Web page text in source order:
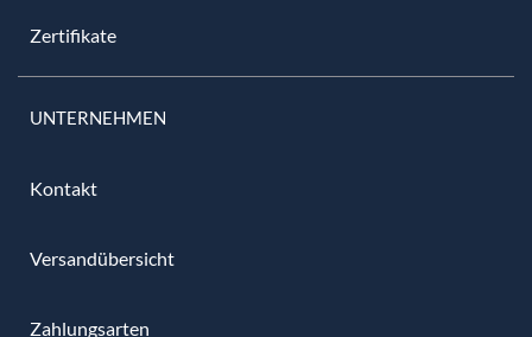
Zertifikate
UNTERNEHMEN
Kontakt
Versandübersicht
Zahlungsarten